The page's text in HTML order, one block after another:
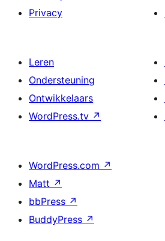
Privacy
Leren
Ondersteuning
Ontwikkelaars
WordPress.tv ↗
WordPress.com ↗
Matt ↗
bbPress ↗
BuddyPress ↗